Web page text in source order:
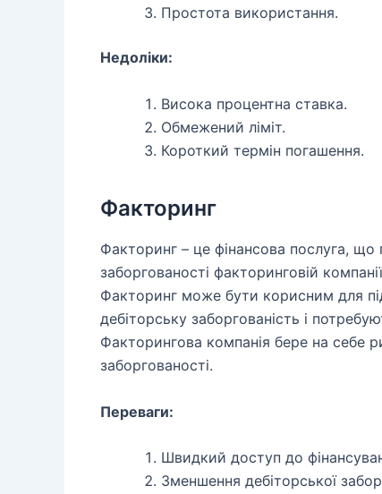
Простота використання.
Недоліки:
Висока процентна ставка.
Обмежений ліміт.
Короткий термін погашення.
Факторинг
Факторинг – це фінансова послуга, що
заборгованості факторинговій
Факторинг може бути корисним для
дебіторську заборгованість і
Факторингова компанія бере на себе
заборгованості.
Переваги:
Швидкий доступ до
Зменшення дебіторської